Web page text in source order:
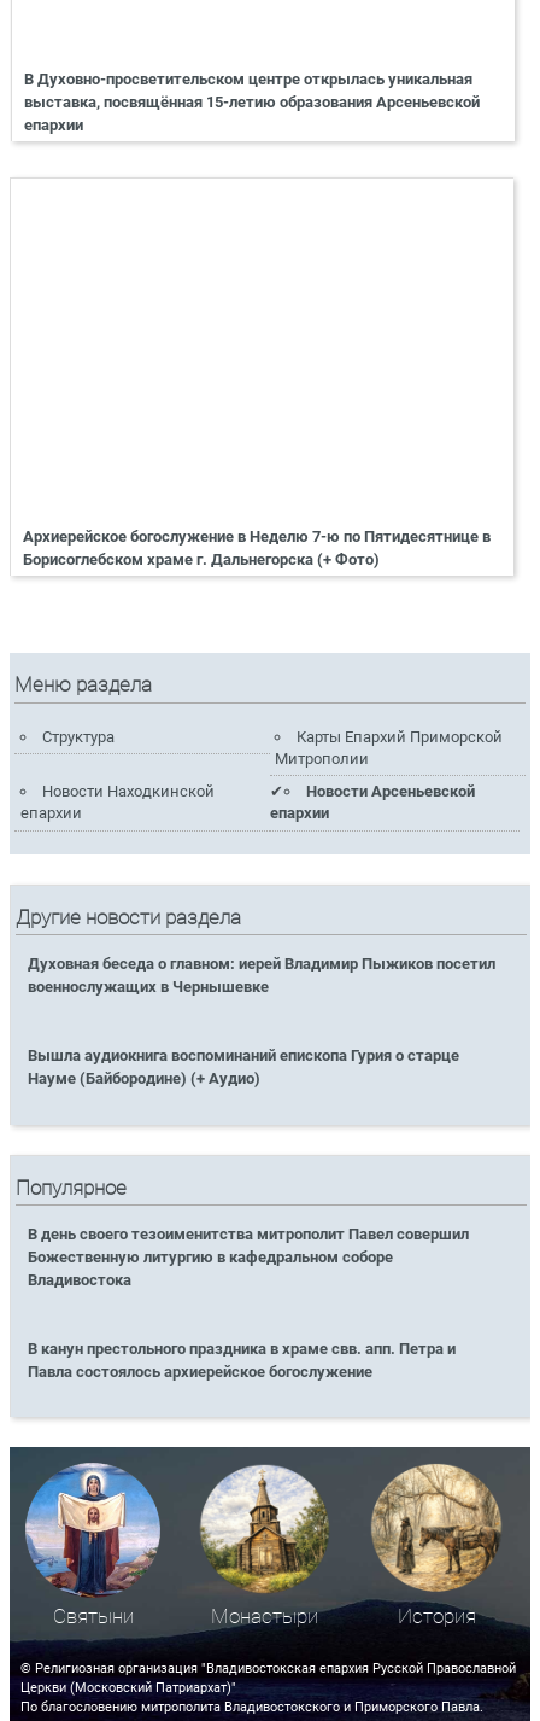
В Духовно-просветительском центре открылась уникальная
выставка, посвящённая 15-летию образования Арсеньевской
епархии
Архиерейское богослужение в Неделю 7-ю по Пятидесятнице в
Борисоглебском храме г. Дальнегорска (+ Фото)
Меню раздела
Структура
Карты Епархий Приморской
Митрополии
Новости Находкинской
епархии
Новости Арсеньевской
епархии
Другие новости раздела
Духовная беседа о главном: иерей Владимир Пыжиков посетил
военнослужащих в Чернышевке
Вышла аудиокнига воспоминаний епископа Гурия о старце
Науме (Байбородине) (+ Аудио)
Популярное
В день своего тезоименитства митрополит Павел совершил
Божественную литургию в кафедральном соборе
Владивостока
В канун престольного праздника в храме свв. апп. Петра и
Павла состоялось архиерейское богослужение
Святыни Монастыри История
© Религиозная организация "Владивостокская епархия Русской Православной
Церкви (Московский Патриархат)"
По благословению митрополита Владивостокского и Приморского Павла.